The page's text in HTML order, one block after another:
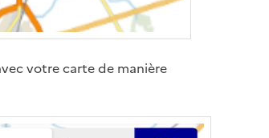
votre carte de manière